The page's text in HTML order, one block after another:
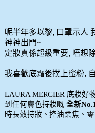
呢半年多以黎, 口罩示人
神神出門~
定妝真係超級重要, 唔想
我喜歡底霜後撲上蜜粉,
LAURA MERCIER 底妝好
到任何膚色持妝嘅 全新No.1
時長效持妝、控油柔焦、